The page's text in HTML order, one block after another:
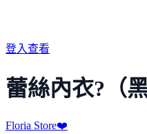
登入查看
蕾絲內衣?（黑
Floria Store❤️